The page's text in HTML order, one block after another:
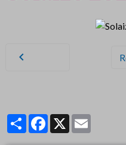
PartagerFacebook
X